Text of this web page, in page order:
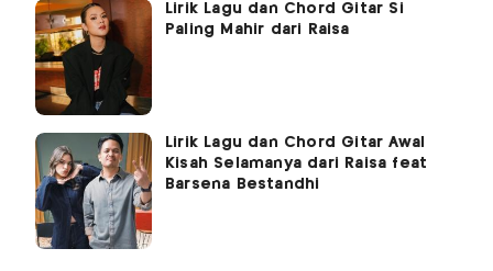
Lirik Lagu dan Chord Gitar Si
Paling Mahir dari Raisa
Lirik Lagu dan Chord Gitar Awal
Kisah Selamanya dari Raisa feat
Barsena Bestandhi